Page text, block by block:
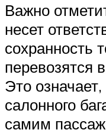
Важно
несет
сохранность
перевозятся
Это
салонного
самим